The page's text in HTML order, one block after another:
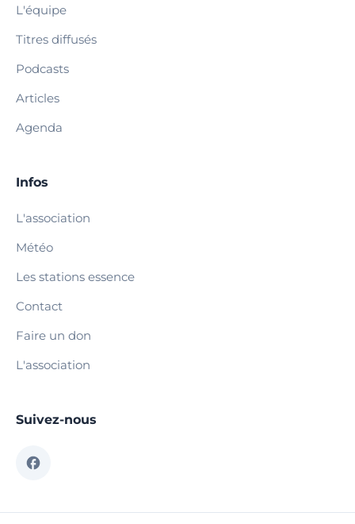
L'équipe
Titres diffusés
Podcasts
Articles
Agenda
Infos
L'association
Météo
Les stations essence
Contact
Faire un don
L'association
Suivez-nous